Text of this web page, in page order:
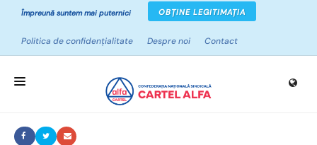
Împreună suntem mai puternici OBȚINE LEGITIMAȚIA
Politica de confidențialitate Despre noi Contact
ACASĂ